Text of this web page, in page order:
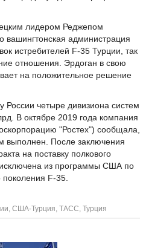
лидером Реджепом
вашингтонская администрация
истребителей F-35 Турции, так
отношения. Эрдоган в свою
на положительное решение
России четыре дивизиона систем
В октябре 2019 года компания
"Ростех") сообщала,
выполнен. После заключения
на поставку полкового
из программы США по
поколения F-35.
, США-Турция, ТАСС, Турция